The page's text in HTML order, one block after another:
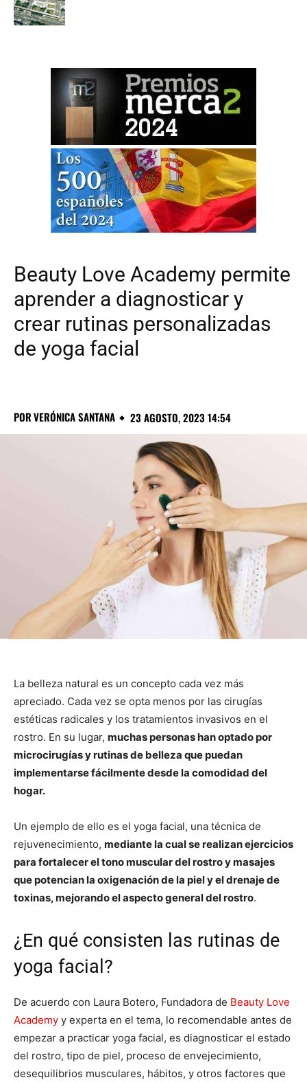
Beauty Love Academy permite
aprender a diagnosticar y
crear rutinas personalizadas
de yoga facial
PORVERÓNICA SANTANA 23 AGOSTO, 2023 14:54
La belleza natural es un concepto cada vez más
apreciado. Cada vez se opta menos por las cirugías
estéticas radicales y los tratamientos invasivos en el
rostro. En su lugar, muchas personas han optado por
microcirugías y rutinas de belleza que puedan
implementarse fácilmente desde la comodidad del
hogar.
Un ejemplo de ello es el yoga facial, una técnica de
rejuvenecimiento, mediante la cual se realizan ejercicios
para fortalecer el tono muscular del rostro y masajes
que potencian la oxigenación de la piel y el drenaje de
toxinas, mejorando el aspecto general del rostro.
¿En qué consisten las rutinas de
yoga facial?
De acuerdo con Laura Botero, Fundadora de Beauty Love
Academy y experta en el tema, lo recomendable antes de
empezar a practicar yoga facial, es diagnosticar el estado
del rostro, tipo de piel, proceso de envejecimiento,
desequilibrios musculares, hábitos, y otros factores que